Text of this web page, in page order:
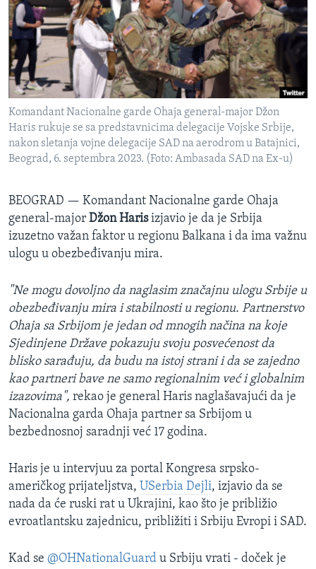
SPORT
INTERVJU
Komandant Nacionalne garde Ohaja general-major Džon
Haris rukuje se sa predstavnicima delegacije Vojske Srbije,
nakon sletanja vojne delegacije SAD na aerodrom u Batajnici,
Beograd, 6. septembra 2023. (Foto: Ambasada SAD na Ex-u)
BEOGRAD — Komandant Nacionalne garde Ohaja
general-major Džon Harisizjavio je da je Srbija
izuzetno važan faktor u regionu Balkana i da ima važnu
ulogu u obezbeđivanju mira.
"Ne mogu dovoljno da naglasim značajnu ulogu Srbije u
obezbeđivanju mira i stabilnosti u regionu. Partnerstvo
Ohaja sa Srbijom je jedan od mnogih načina na koje
Sjedinjene Države pokazuju svoju posvećenost da
blisko sarađuju, da budu na istoj strani i da se zajedno
kao partneri bave ne samo regionalnim već i globalnim
izazovima", rekao je general Haris naglašavajući da je
Nacionalna garda Ohaja partner sa Srbijom u
bezbednosnoj saradnji već 17 godina.
Haris je u intervjuu za portal Kongresa srpsko-
američkog prijateljstva, USerbia Dejli, izjavio da se
nada da će ruski rat u Ukrajini, kao što je približio
evroatlantsku zajednicu, približiti i Srbiju Evropi i SAD.
Kad se @OHNationalGuard u Srbiju vrati - doček je